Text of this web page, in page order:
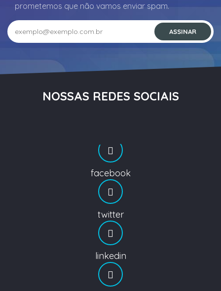
prometemos que não vamos enviar spam.
NOSSAS REDES SOCIAIS
facebook
twitter
linkedin